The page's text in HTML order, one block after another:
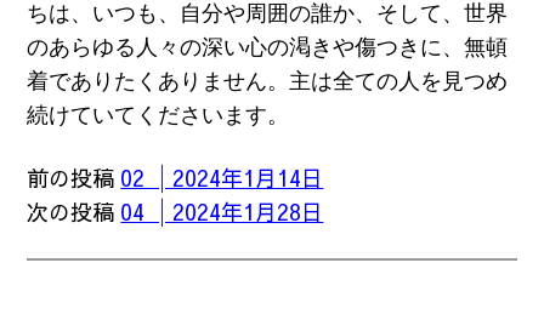
ちは、いつも、自分や周囲の誰か、そして、世界
のあらゆる人々の深い心の渇きや傷つきに、無頓
着でありたくありません。主は全ての人を見つめ
続けていてくださいます。
前の投稿 02 │2024年1月14日
次の投稿 04 │2024年1月28日